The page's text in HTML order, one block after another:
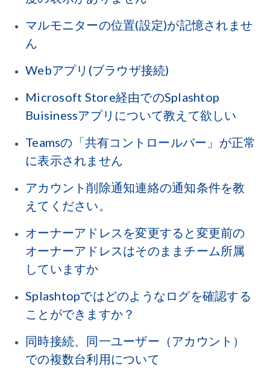
マルモニターの位置(設定)が記憶されませ
ん
Webアプリ(ブラウザ接続)
Microsoft Store経由でのSplashtop
Buisinessアプリについて教えて欲しい
Teamsの「共有コントロールバー」が正常
に表示されません
アカウント削除通知連絡の通知条件を教
えてください。
オーナーアドレスを変更すると変更前の
オーナーアドレスはそのままチーム所属
していますか
Splashtopではどのようなログを確認する
ことができますか？
同時接続、同一ユーザー（アカウント）
での複数台利用について